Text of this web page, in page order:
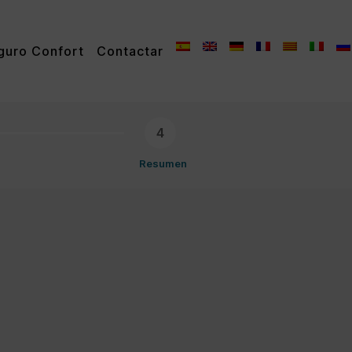
Confort Contactar
4